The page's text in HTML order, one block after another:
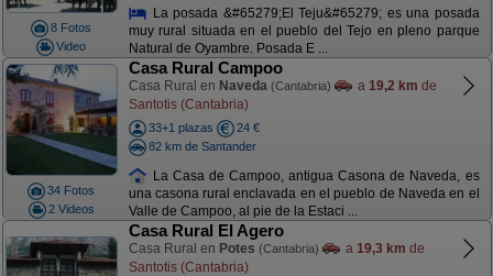
8 Fotos
Video
La posada &#65279;El Teju&#65279; es una posada
muy rural situada en el pueblo del Tejo en pleno parque
Natural de Oyambre. Posada E ...
34 Fotos
2 Videos
Casa Rural Campoo
Casa Rural en Naveda (Cantabria) a 19,2 km de
Santotis (Cantabria)
33+1 plazas
24 €
82 km de Santander
La Casa de Campoo, antigua Casona de Naveda, es
una casona rural enclavada en el pueblo de Naveda en el
Valle de Campoo, al pie de la Estaci ...
Casa Rural El Agero
Casa Rural en Potes (Cantabria) a 19,3 km de
Santotis (Cantabria)